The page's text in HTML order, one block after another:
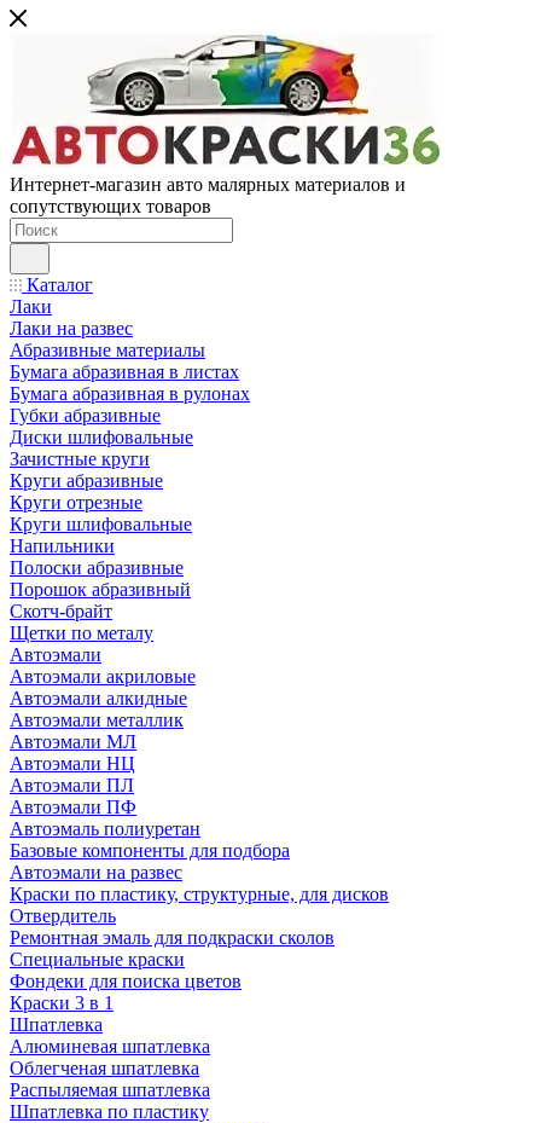
Интернет-магазин авто малярных материалов и
сопутствующих товаров
Каталог
Лаки
Лаки на развес
Абразивные материалы
Бумага абразивная в листах
Бумага абразивная в рулонах
Губки абразивные
Диски шлифовальные
Зачистные круги
Круги абразивные
Круги отрезные
Круги шлифовальные
Напильники
Полоски абразивные
Порошок абразивный
Скотч-брайт
Щетки по металу
Автоэмали
Автоэмали акриловые
Автоэмали алкидные
Автоэмали металлик
Автоэмали МЛ
Автоэмали НЦ
Автоэмали ПЛ
Автоэмали ПФ
Автоэмаль полиуретан
Базовые компоненты для подбора
Автоэмали на развес
Краски по пластику, структурные, для дисков
Отвердитель
Ремонтная эмаль для подкраски сколов
Специальные краски
Фондеки для поиска цветов
Краски 3 в 1
Шпатлевка
Алюминевая шпатлевка
Облегченая шпатлевка
Распыляемая шпатлевка
Шпатлевка по пластику